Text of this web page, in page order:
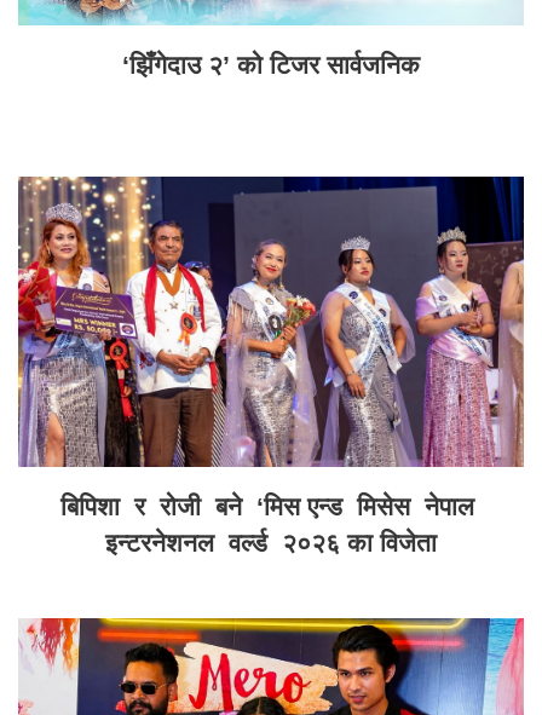
‘झिँगेदाउ २’ को टिजर सार्वजनिक
बिपिशा र रोजी बने ‘मिस एन्ड मिसेस नेपाल
इन्टरनेशनल वर्ल्ड २०२६ का विजेता